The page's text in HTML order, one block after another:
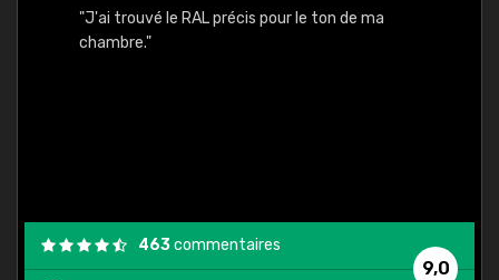
"J'ai trouvé le RAL précis pour le ton de ma
chambre."
9,0
463commentaires